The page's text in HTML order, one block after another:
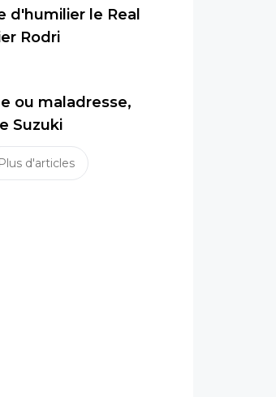
d'humilier le Real
Rodri
ou maladresse,
Suzuki
Plus d'articles